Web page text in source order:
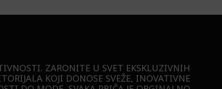
ZARONITE U SVET EKSKLUZIVNIH
KOJI DONOSE SVEŽE, INOVATIVNE